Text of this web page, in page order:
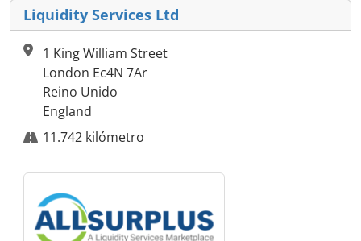
Liquidity Services Ltd
1 King William Street
London Ec4N 7Ar
Reino Unido
England
11.742 kilómetro